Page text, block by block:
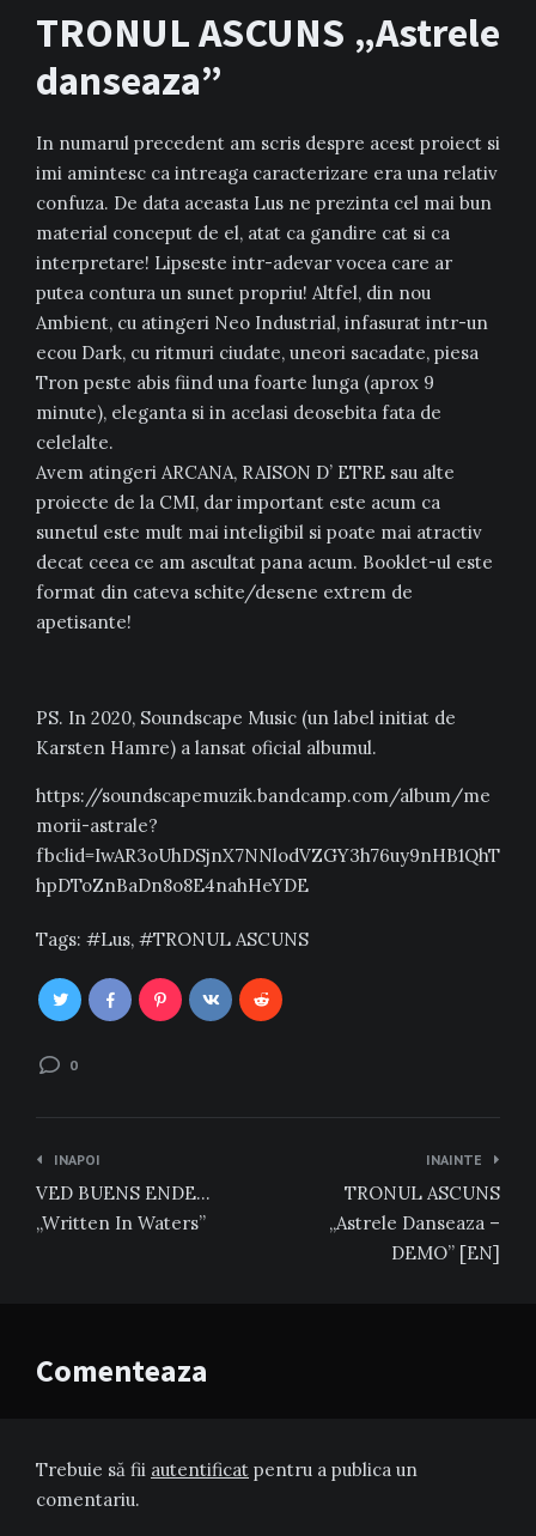
TRONUL ASCUNS „Astrele
danseaza”
In numarul precedent am scris despre acest proiect si
imi amintesc ca intreaga caracterizare era una relativ
confuza. De data aceasta Lus ne prezinta cel mai bun
material conceput de el, atat ca gandire cat si ca
interpretare! Lipseste intr-adevar vocea care ar
putea contura un sunet propriu! Altfel, din nou
Ambient, cu atingeri Neo Industrial, infasurat intr-un
ecou Dark, cu ritmuri ciudate, uneori sacadate, piesa
Tron peste abis fiind una foarte lunga (aprox 9
minute), eleganta si in acelasi deosebita fata de
celelalte.
Avem atingeri ARCANA, RAISON D’ ETRE sau alte
proiecte de la CMI, dar important este acum ca
sunetul este mult mai inteligibil si poate mai atractiv
decat ceea ce am ascultat pana acum. Booklet-ul este
format din cateva schite/desene extrem de
apetisante!
PS. In 2020, Soundscape Music (un label initiat de
Karsten Hamre) a lansat oficial albumul.
https://soundscapemuzik.bandcamp.com/album/me
morii-astrale?
fbclid=IwAR3oUhDSjnX7NNlodVZGY3h76uy9nHB1QhT
hpDToZnBaDn8o8E4nahHeYDE
Tags: Lus, TRONUL ASCUNS
0
Navigare
în
articole
INAPOI
VED BUENS ENDE…
„Written In Waters”
INAINTE
TRONUL ASCUNS
„Astrele Danseaza –
DEMO” [EN]
Comenteaza
Trebuie să fii autentificat pentru a publica un
comentariu.